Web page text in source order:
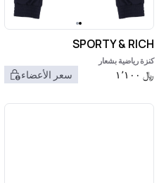
SPORTY & RICH
كنزة رياضية بشعار
﷼ ١٬١٠٠ سعر الأعضاء